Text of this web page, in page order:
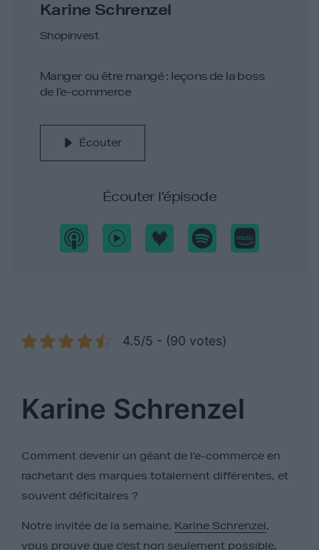
Karine Schrenzel
Shopinvest
Manger ou être mangé : leçons de la boss
de l’e-commerce
Écouter
Écouter l’épisode
4.5/5 - (90 votes)
Karine Schrenzel
Comment devenir un géant de l’e-commerce en
rachetant des marques totalement différentes, et
souvent déficitaires ?
Notre invitée de la semaine, Karine Schrenzel,
vous prouve que c’est non seulement possible,